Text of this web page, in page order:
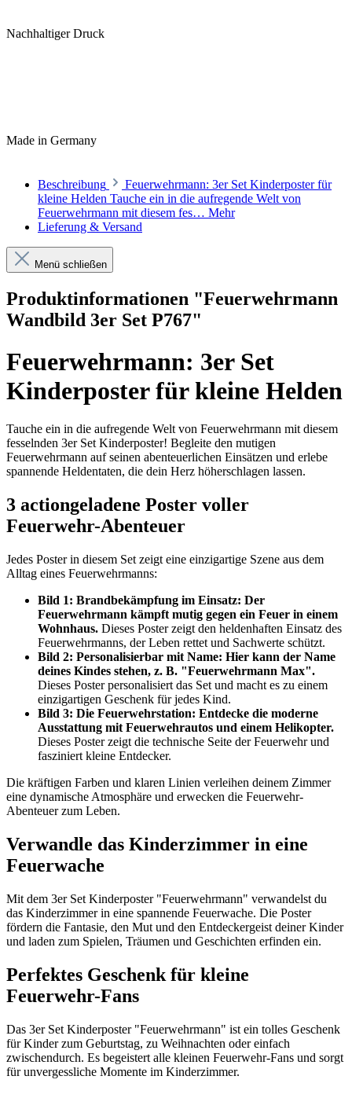
Nachhaltiger Druck
Made in Germany
Beschreibung
Feuerwehrmann: 3er Set Kinderposter für
kleine Helden Tauche ein in die aufregende Welt von
Feuerwehrmann mit diesem fes… Mehr
Lieferung & Versand
Menü schließen
Produktinformationen "Feuerwehrmann
Wandbild 3er Set P767"
Feuerwehrmann: 3er Set
Kinderposter für kleine Helden
Tauche ein in die aufregende Welt von Feuerwehrmann mit diesem
fesselnden 3er Set Kinderposter! Begleite den mutigen
Feuerwehrmann auf seinen abenteuerlichen Einsätzen und erlebe
spannende Heldentaten, die dein Herz höherschlagen lassen.
3 actiongeladene Poster voller
Feuerwehr-Abenteuer
Jedes Poster in diesem Set zeigt eine einzigartige Szene aus dem
Alltag eines Feuerwehrmanns:
Bild 1: Brandbekämpfung im Einsatz: Der
Feuerwehrmann kämpft mutig gegen ein Feuer in einem
Wohnhaus. Dieses Poster zeigt den heldenhaften Einsatz des
Feuerwehrmanns, der Leben rettet und Sachwerte schützt.
Bild 2: Personalisierbar mit Name: Hier kann der Name
deines Kindes stehen, z. B. "Feuerwehrmann Max".
Dieses Poster personalisiert das Set und macht es zu einem
einzigartigen Geschenk für jedes Kind.
Bild 3: Die Feuerwehrstation: Entdecke die moderne
Ausstattung mit Feuerwehrautos und einem Helikopter.
Dieses Poster zeigt die technische Seite der Feuerwehr und
fasziniert kleine Entdecker.
Die kräftigen Farben und klaren Linien verleihen deinem Zimmer
eine dynamische Atmosphäre und erwecken die Feuerwehr-
Abenteuer zum Leben.
Verwandle das Kinderzimmer in eine
Feuerwache
Mit dem 3er Set Kinderposter "Feuerwehrmann" verwandelst du
das Kinderzimmer in eine spannende Feuerwache. Die Poster
fördern die Fantasie, den Mut und den Entdeckergeist deiner Kinder
und laden zum Spielen, Träumen und Geschichten erfinden ein.
Perfektes Geschenk für kleine
Feuerwehr-Fans
Das 3er Set Kinderposter "Feuerwehrmann" ist ein tolles Geschenk
für Kinder zum Geburtstag, zu Weihnachten oder einfach
zwischendurch. Es begeistert alle kleinen Feuerwehr-Fans und sorgt
für unvergessliche Momente im Kinderzimmer.